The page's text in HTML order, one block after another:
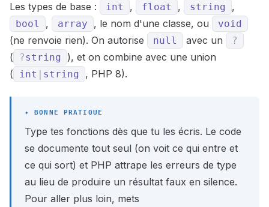
Les types de base : int , float , string ,
bool , array , le nom d'une classe, ou void
(ne renvoie rien). On autorise null avec un ?
( ?string
), et on combine avec une union
(
int | string , PHP 8).
Type tes fonctions dès que tu les écris. Le code
se documente tout seul (on voit ce qui entre et
ce qui sort) et PHP attrape les erreurs de type
au lieu de produire un résultat faux en silence.
Pour aller plus loin, mets